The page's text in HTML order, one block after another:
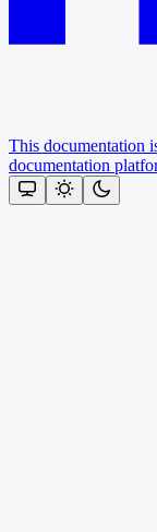
This documentation
documentation